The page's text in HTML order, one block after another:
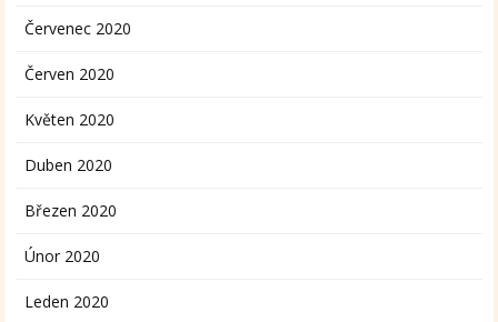
Červenec 2020
Červen 2020
Květen 2020
Duben 2020
Březen 2020
Únor 2020
Leden 2020